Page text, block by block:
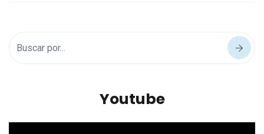
Youtube